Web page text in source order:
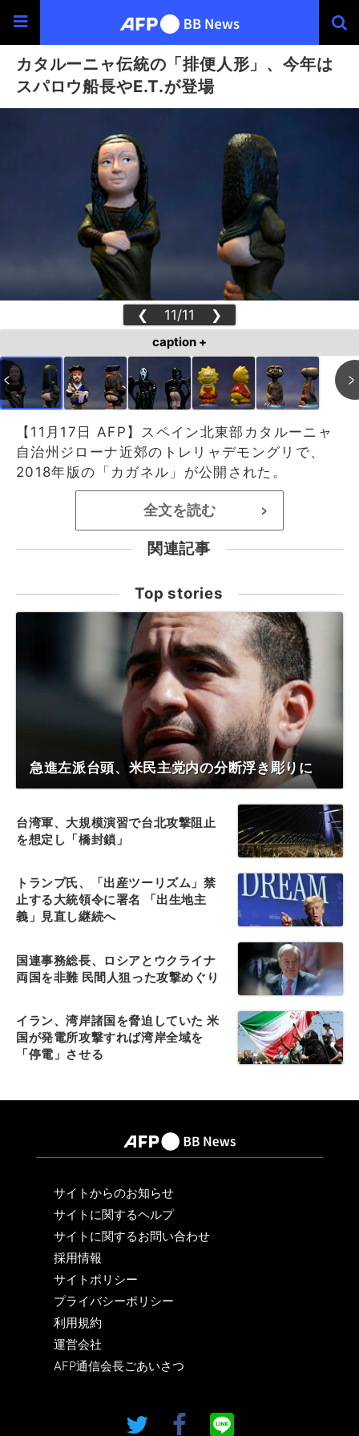
カタルーニャ伝統の「排便人形」、今年は
スパロウ船長やE.T.が登場
❮ 11/11 ❯
caption +
【11月17日 AFP】スペイン北東部カタルーニャ
自治州ジローナ近郊のトレリャデモングリで、
2018年版の「カガネル」が公開された。
全文を読む >
関連記事
Top stories
急進左派台頭、米民主党内の分断浮き彫りに
台湾軍、大規模演習で台北攻撃阻止
を想定し「橋封鎖」
トランプ氏、「出産ツーリズム」禁
止する大統領令に署名 「出生地主
義」見直し継続へ
国連事務総長、ロシアとウクライナ
両国を非難 民間人狙った攻撃めぐり
イラン、湾岸諸国を脅迫していた 米
国が発電所攻撃すれば湾岸全域を
「停電」させる
サイトからのお知らせ
サイトに関するヘルプ
サイトに関するお問い合わせ
採用情報
サイトポリシー
プライバシーポリシー
利用規約
運営会社
AFP通信会長ごあいさつ